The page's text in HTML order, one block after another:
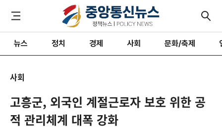
뉴스 정치 경제 사회 문화/축제
사회
고흥군, 외국인 계절근로자 보호 위한 공
적 관리체계 대폭 강화